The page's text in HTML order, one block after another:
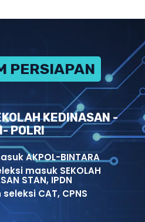
PERSIAPAN
KEDINASAN -
POLRI
AKPOL-BINTARA
masuk SEKOLAH
STAN, IPDN
CAT, CPNS